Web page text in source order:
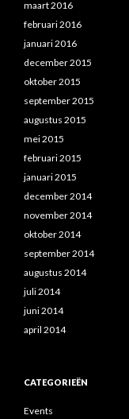
maart 2016
februari 2016
januari 2016
december 2015
oktober 2015
september 2015
augustus 2015
mei 2015
februari 2015
januari 2015
december 2014
november 2014
oktober 2014
september 2014
augustus 2014
juli 2014
juni 2014
april 2014
CATEGORIEËN
Events